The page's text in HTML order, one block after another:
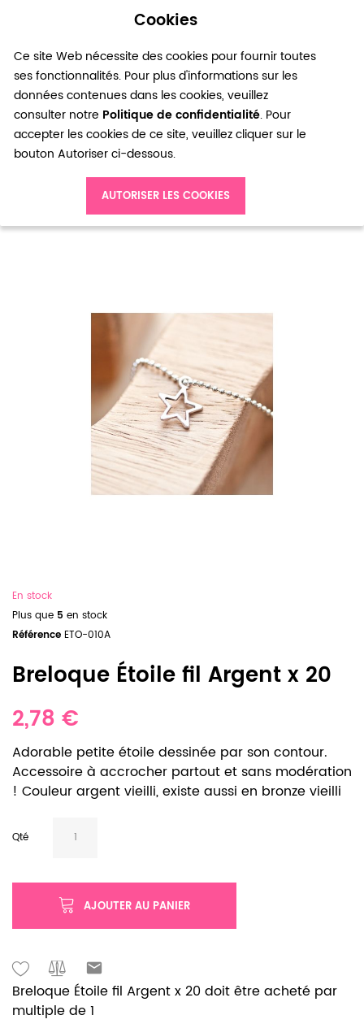
Cookies
Ce site Web nécessite des cookies pour fournir toutes
ses fonctionnalités. Pour plus d'informations sur les
données contenues dans les cookies, veuillez
consulter notre Politique de confidentialité. Pour
accepter les cookies de ce site, veuillez cliquer sur le
bouton Autoriser ci-dessous.
AUTORISER LES COOKIES
0
Breloque Étoile fil Argent x 20
En stock
Plus que 5 en stock
Référence ETO-010A
Breloque Étoile fil Argent x 20
2,78 €
Adorable petite étoile dessinée par son contour.
Accessoire à accrocher partout et sans modération
! Couleur argent vieilli, existe aussi en bronze vieilli
Qté
AJOUTER AU PANIER
Breloque Étoile fil Argent x 20 doit être acheté par
multiple de 1